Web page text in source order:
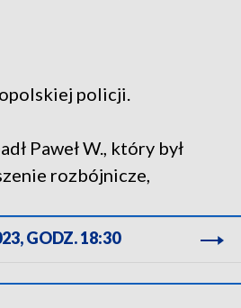
policji.
Paweł W., który był
rozbójnicze,
GODZ. 18:30